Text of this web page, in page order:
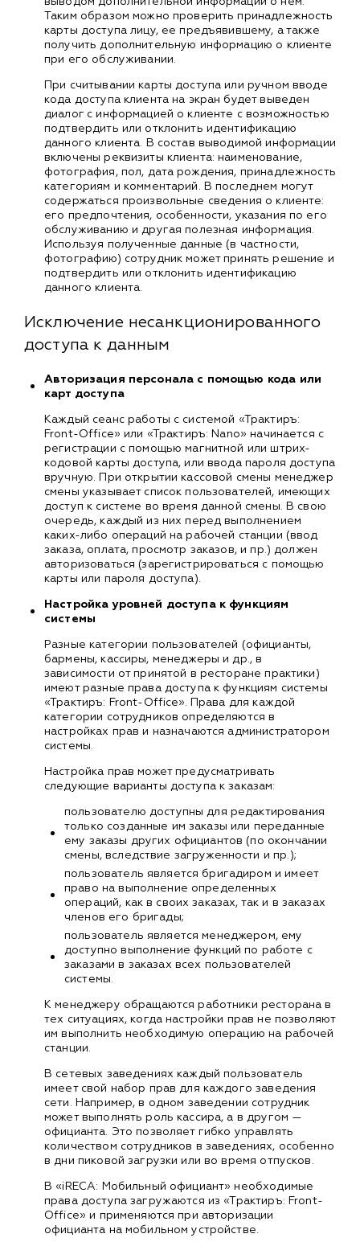
Таким образом можно проверить принадлежность
карты доступа лицу, ее предъявившему, а также
получить дополнительную информацию о клиенте
при его обслуживании.
При считывании карты доступа или ручном вводе
кода доступа клиента на экран будет выведен
диалог с информацией о клиенте с возможностью
подтвердить или отклонить идентификацию
данного клиента. В состав выводимой информации
включены реквизиты клиента: наименование,
фотография, пол, дата рождения, принадлежность
категориям и комментарий. В последнем могут
содержаться произвольные сведения о клиенте:
его предпочтения, особенности, указания по его
обслуживанию и другая полезная информация.
Используя полученные данные (в частности,
фотографию) сотрудник может принять решение и
подтвердить или отклонить идентификацию
данного клиента.
Исключение несанкционированного
доступа к данным
Авторизация персонала с помощью кода или
карт доступа
Каждый сеанс работы с системой «Трактиръ:
Front-Office» или «Трактиръ: Nano» начинается с
регистрации с помощью магнитной или штрих-
кодовой карты доступа, или ввода пароля доступа
вручную. При открытии кассовой смены менеджер
смены указывает список пользователей, имеющих
доступ к системе во время данной смены. В свою
очередь, каждый из них перед выполнением
каких-либо операций на рабочей станции (ввод
заказа, оплата, просмотр заказов, и пр.) должен
авторизоваться (зарегистрироваться с помощью
карты или пароля доступа).
Настройка уровней доступа к функциям
системы
Разные категории пользователей (официанты,
бармены, кассиры, менеджеры и др., в
зависимости от принятой в ресторане практики)
имеют разные права доступа к функциям системы
«Трактиръ: Front-Office». Права для каждой
категории сотрудников определяются в
настройках прав и назначаются администратором
системы.
Настройка прав может предусматривать
следующие варианты доступа к заказам:
пользователю доступны для редактирования
только созданные им заказы или переданные
ему заказы других официантов (по окончании
смены, вследствие загруженности и пр.);
пользователь является бригадиром и имеет
право на выполнение определенных
операций, как в своих заказах, так и в заказах
членов его бригады;
пользователь является менеджером, ему
доступно выполнение функций по работе с
заказами в заказах всех пользователей
системы.
К менеджеру обращаются работники ресторана в
тех ситуациях, когда настройки прав не позволяют
им выполнить необходимую операцию на рабочей
станции.
В сетевых заведениях каждый пользователь
имеет свой набор прав для каждого заведения
сети. Например, в одном заведении сотрудник
может выполнять роль кассира, а в другом —
официанта. Это позволяет гибко управлять
количеством сотрудников в заведениях, особенно
в дни пиковой загрузки или во время отпусков.
В «iRECA: Мобильный официант» необходимые
права доступа загружаются из «Трактиръ: Front-
Office» и применяются при авторизации
официанта на мобильном устройстве.